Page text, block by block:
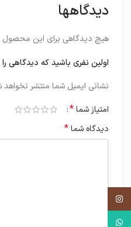
دیدگاهها
هیچ دیدگاهی برای این
اولین نفری باشید که دیدگاهی
نشانی ایمیل شما منتشر نخواهد
امتیاز شما*
دیدگاه شما*